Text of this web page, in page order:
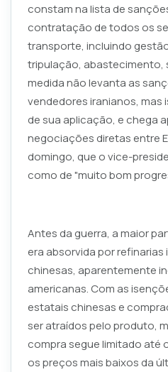
constam na lista de
contratação de todos os
transporte, incluindo
tripulação, abastecimento,
medida não levanta as
vendedores iranianos,
de sua aplicação, e chega
negociações diretas entre
domingo, que o vice-
como de "muito bom
Antes da guerra, a maior
era absorvida por
chinesas, aparentemente
americanas. Com as
estatais chinesas e
ser atraídos pelo produto,
compra segue limitado até
os preços mais baixos da